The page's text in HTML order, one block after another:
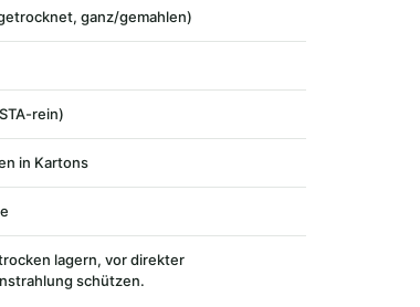
ganz/gemahlen)
rein)
in Kartons
lagern, vor direkter
schützen.